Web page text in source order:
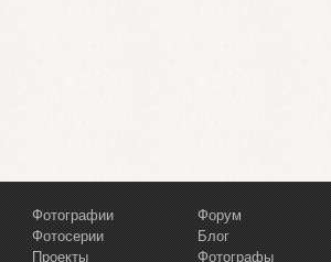
Фотографии
Фотосерии
Проекты
Форум
Блог
Фотографы